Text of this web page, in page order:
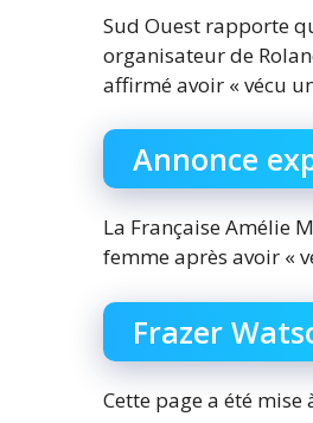
Sud Ouest rapporte
organisateur de
affirmé avoir « vécu
Annonce
La Française Amélie
femme après avoir «
Frazer
Cette page a été